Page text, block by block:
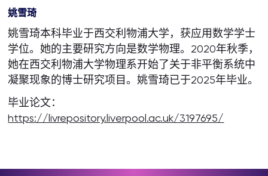
姚雪琦
姚雪琦本科毕业于西交利物浦大学，获应用数学学士
学位。她的主要研究方向是数学物理。2020年秋季，
她在西交利物浦大学物理系开始了关于非平衡系统中
凝聚现象的博士研究项目。姚雪琦已于2025年毕业。
毕业论文：
https://livrepository.liverpool.ac.uk/3197695/